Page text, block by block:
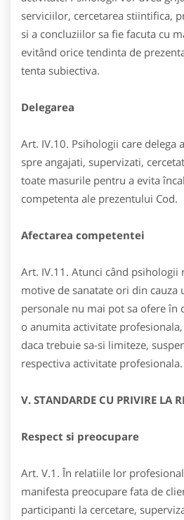
serviciilor, cercetarea stiintifica,
si a concluziilor sa fie facuta cu
evitând orice tendinta de
tenta subiectiva.
Delegarea
Art. IV.10. Psihologii care delega
spre angajati, supervizati,
toate masurile pentru a evita
competenta ale prezentului Cod.
Afectarea competentei
Art. IV.11. Atunci când psihologii
motive de sanatate ori din cauza
personale nu mai pot sa ofere în
o anumita activitate
daca trebuie sa-si limiteze,
respectiva activitate profesionala.
V. STANDARDE CU PRIVIRE LA
Respect si preocupare
Art. V.1. În relatiile lor
manifesta preocupare fata de
participanti la cercetare,